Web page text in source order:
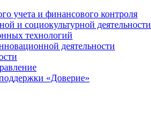
учета и финансового контроля
и социокультурной деятельности
технологий
деятельности
«Доверие»